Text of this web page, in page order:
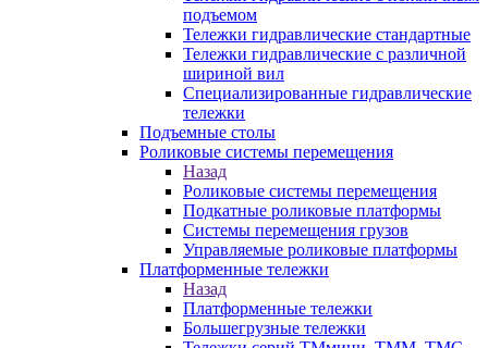
подъемом
Тележки гидравлические стандартные
Тележки гидравлические с различной
шириной вил
Специализированные гидравлические
тележки
Подъемные столы
Роликовые системы перемещения
Назад
Роликовые системы перемещения
Подкатные роликовые платформы
Системы перемещения грузов
Управляемые роликовые платформы
Платформенные тележки
Назад
Платформенные тележки
Большегрузные тележки